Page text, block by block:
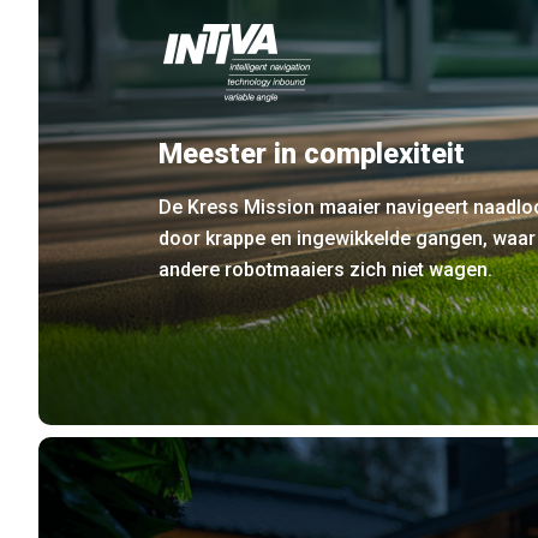
Meester in complexiteit
De Kress Mission maaier navigeert
door krappe en ingewikkelde gangen, waar
andere robotmaaiers zich niet wagen.